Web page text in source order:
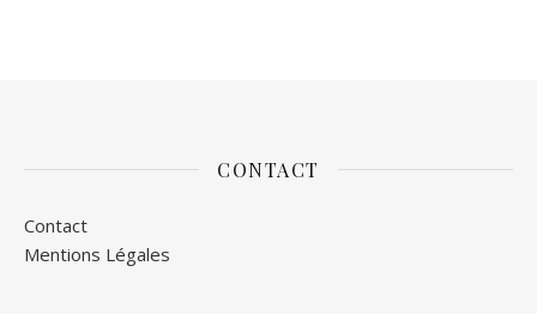
CONTACT
Contact
Mentions Légales